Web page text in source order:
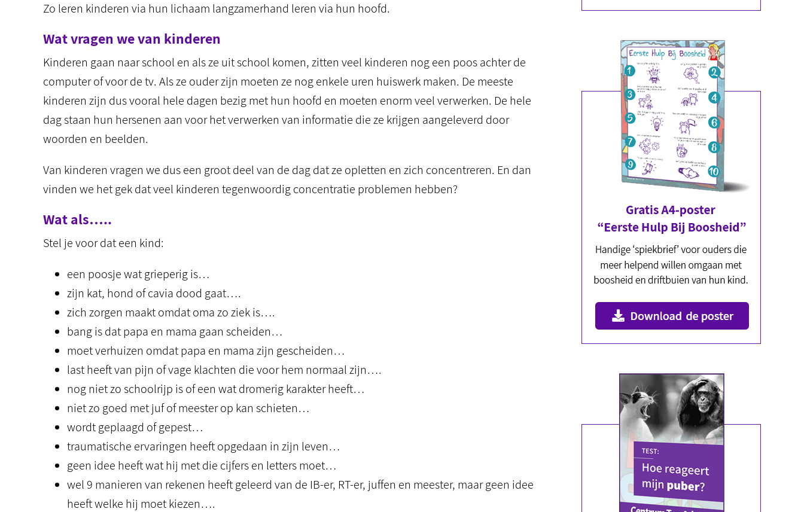
Zo leren kinderen via hun lichaam langzamerhand leren via hun hoofd.
Wat vragen we van kinderen
Kinderen gaan naar school en als ze uit school komen, zitten veel kinderen nog een poos achter de
computer of voor de tv. Als ze ouder zijn moeten ze nog enkele uren huiswerk maken. De meeste
kinderen zijn dus vooral hele dagen bezig met hun hoofd en moeten enorm veel verwerken. De hele
dag staan hun hersenen aan voor het verwerken van informatie die ze krijgen aangeleverd door
woorden en beelden.
Van kinderen vragen we dus een groot deel van de dag dat ze opletten en zich concentreren. En dan
vinden we het gek dat veel kinderen tegenwoordig concentratie problemen hebben?
Wat als…..
Stel je voor dat een kind:
een poosje wat grieperig is…
zijn kat, hond of cavia dood gaat….
zich zorgen maakt omdat oma zo ziek is….
bang is dat papa en mama gaan scheiden…
moet verhuizen omdat papa en mama zijn gescheiden…
last heeft van pijn of vage klachten die voor hem normaal zijn….
nog niet zo schoolrijp is of een wat dromerig karakter heeft…
niet zo goed met juf of meester op kan schieten…
wordt geplaagd of gepest…
traumatische ervaringen heeft opgedaan in zijn leven…
geen idee heeft wat hij met die cijfers en letters moet…
wel 9 manieren van rekenen heeft geleerd van de IB-er, RT-er, juffen en meester, maar geen idee
heeft welke hij moet kiezen….